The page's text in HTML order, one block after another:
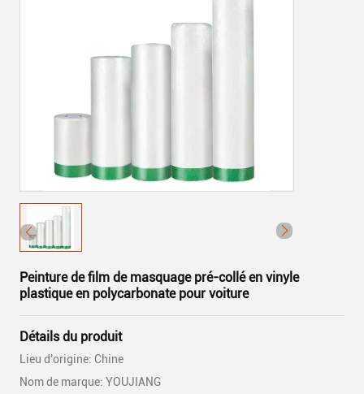
Peinture de film de masquage pré-collé en vinyle
plastique en polycarbonate pour voiture
Détails du produit
Lieu d'origine: Chine
Nom de marque: YOUJIANG